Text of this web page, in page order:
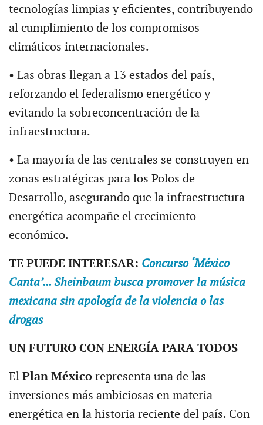
tecnologías limpias y eficientes, contribuyendo
al cumplimiento de los compromisos
climáticos internacionales.
• Las obras llegan a 13 estados del país,
reforzando el federalismo energético y
evitando la sobreconcentración de la
infraestructura.
• La mayoría de las centrales se construyen en
zonas estratégicas para los Polos de
Desarrollo, asegurando que la infraestructura
energética acompañe el crecimiento
económico.
TE PUEDE INTERESAR: Concurso ‘México
Canta’... Sheinbaum busca promover la música
mexicana sin apología de la violencia o las
drogas
UN FUTURO CON ENERGÍA PARA TODOS
El Plan Méxicorepresenta una de las
inversiones más ambiciosas en materia
energética en la historia reciente del país. Con